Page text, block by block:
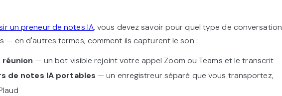
un preneur de notes IA, vous devez savoir pour quel type de conversation
— en d'autres termes, comment ils capturent le son :
réunion — un bot visible rejoint votre appel Zoom ou Teams et le transcrit
de notes IA portables — un enregistreur séparé que vous transportez,